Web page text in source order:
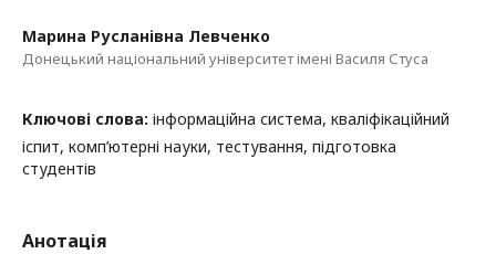
Марина Русланівна Левченко
Донецький національний університет імені Василя Стуса
Ключові слова: інформаційна система, кваліфікаційний
іспит, комп’ютерні науки, тестування, підготовка
студентів
Анотація